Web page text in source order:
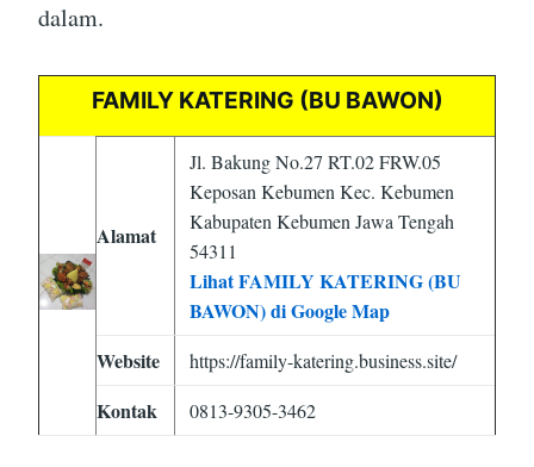
dalam.
FAMILY KATERING (BU BAWON)
Alamat
Jl. Bakung No.27 RT.02 FRW.05
Keposan Kebumen Kec. Kebumen
Kabupaten Kebumen Jawa Tengah
54311
Lihat FAMILY KATERING (BU
BAWON) di Google Map
Website
https://family-katering.business.site/
Kontak 0813-9305-3462